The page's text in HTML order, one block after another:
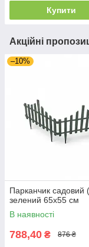
Купити
Акційні
–10%
Парканчик садовий
зелений 65х55 см
В наявності
788,40 ₴ 876 ₴